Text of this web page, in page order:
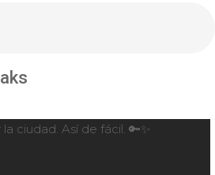
ciudad. Así de fácil. 🔑✨